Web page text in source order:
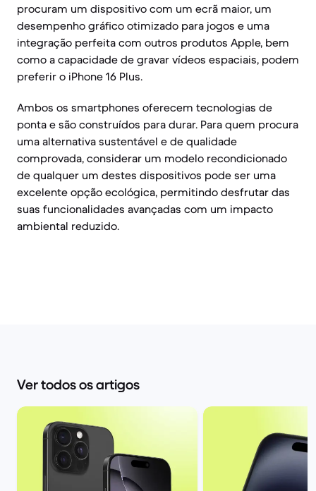
procuram um dispositivo com um ecrã maior, um
desempenho gráfico otimizado para jogos e uma
integração perfeita com outros produtos Apple, bem
como a capacidade de gravar vídeos espaciais, podem
preferir o iPhone 16 Plus.
Ambos os smartphones oferecem tecnologias de
ponta e são construídos para durar. Para quem procura
uma alternativa sustentável e de qualidade
comprovada, considerar um modelo recondicionado
de qualquer um destes dispositivos pode ser uma
excelente opção ecológica, permitindo desfrutar das
suas funcionalidades avançadas com um impacto
ambiental reduzido.
Ver todos os artigos